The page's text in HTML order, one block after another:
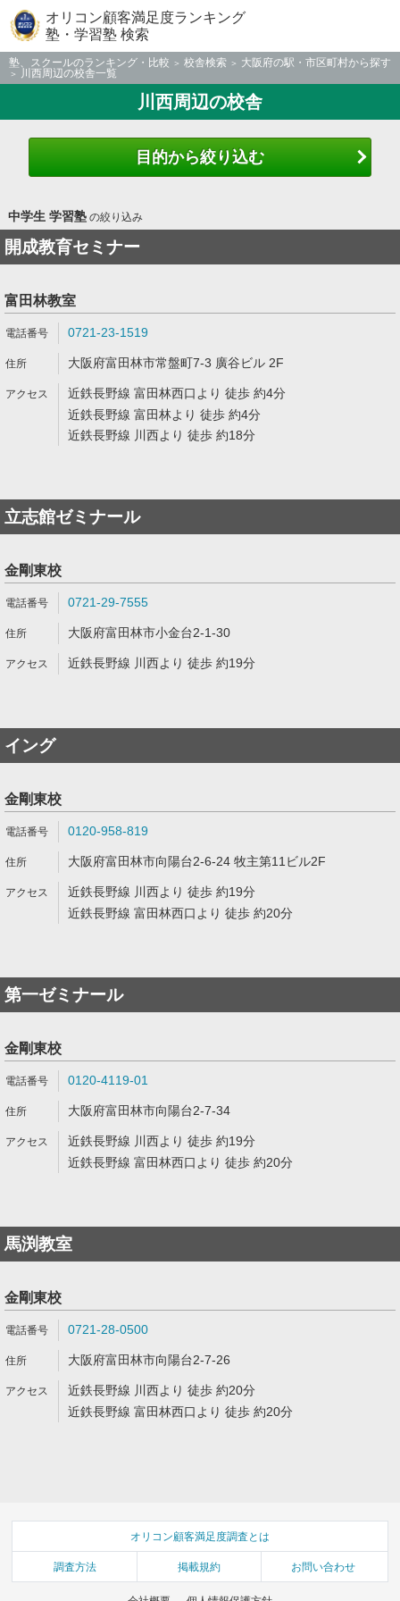
オリコン顧客満足度ランキング
塾・学習塾 検索
塾、スクールのランキング・比較 校舎検索
大阪府の駅・市区町村から探す
川西周辺の校舎一覧
川西周辺の校舎
目的から絞り込む
中学生 学習塾の絞り込み
開成教育セミナー
富田林教室
0721-23-1519
大阪府富田林市常盤町7-3 廣谷ビル 2F
近鉄長野線 富田林西口より 徒歩 約4分
近鉄長野線 富田林より 徒歩 約4分
近鉄長野線 川西より 徒歩 約18分
立志館ゼミナール
金剛東校
0721-29-7555
大阪府富田林市小金台2-1-30
近鉄長野線 川西より 徒歩 約19分
イング
金剛東校
0120-958-819
大阪府富田林市向陽台2-6-24 牧主第11ビル2F
近鉄長野線 川西より 徒歩 約19分
近鉄長野線 富田林西口より 徒歩 約20分
第一ゼミナール
金剛東校
0120-4119-01
大阪府富田林市向陽台2-7-34
近鉄長野線 川西より 徒歩 約19分
近鉄長野線 富田林西口より 徒歩 約20分
馬渕教室
金剛東校
0721-28-0500
大阪府富田林市向陽台2-7-26
近鉄長野線 川西より 徒歩 約20分
近鉄長野線 富田林西口より 徒歩 約20分
オリコン顧客満足度調査とは
調査方法 掲載規約 お問い合わせ